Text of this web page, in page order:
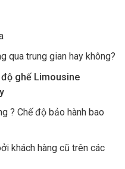
qua trung gian hay không?
độ ghế Limousine
? Chế độ bảo hành bao
khách hàng cũ trên các